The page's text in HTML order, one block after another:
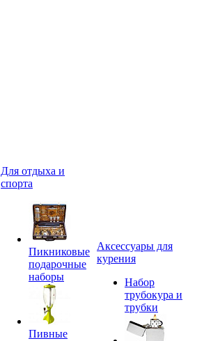
Для отдыха и
спорта
Пикниковые
подарочные
наборы
Пивные
Аксессуары для
курения
Набор
трубокура и
трубки